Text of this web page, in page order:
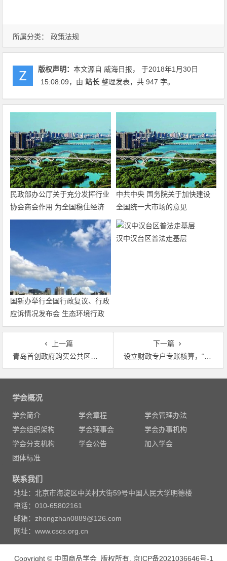
所属分类： 政策法规
版权声明：本文源自 威海日报， 于2018年1月30日
15:08:09，由站长 整理发表，共 947 字。
民政部办公厅关于充分发挥行业
协会商会作用 为全国稳住经济
大盘积极贡献力量的通知
中共中央 国务院关于加快建设
全国统一大市场的意见
国新办举行全国行政复议、行政
应诉情况发布会 生态环境行政
复议案件有较大增长
汉中汉台区普法走基层
上一篇
青岛首创政府购买公共区域环责险
下一篇
设立财政专户专账核算，“规定动作”“自选动作”相结合 重庆构建生态环境损害赔偿制度体系
文
学会概况
学会简介 学会章程
学会管理办法
学会组织架构
学会理事会
学会办事机构
学会分支机构
学会公告
加入学会
团体标准
联系我们
地址：北京市海淀区中关村大街59号中国人民大学明德楼
电话：010-65802161
邮箱：zhongzhan0889@126.com
网址：www.cscs.org.cn
Copyright © 中国商品学会 版权所有. 京ICP备2021036646号-1